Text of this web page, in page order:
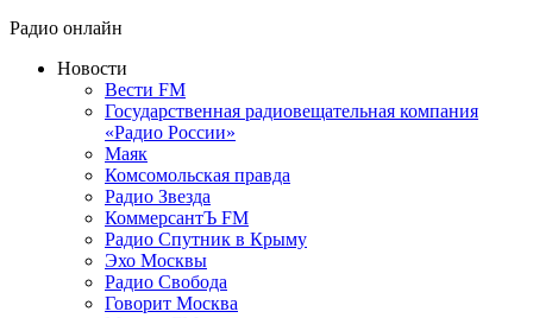
Радио онлайн
Новости
Вести FM
Государственная радиовещательная компания
«Радио России»
Маяк
Комсомольская правда
Радио Звезда
КоммерсантЪ FM
Радио Спутник в Крыму
Эхо Москвы
Радио Свобода
Говорит Москва